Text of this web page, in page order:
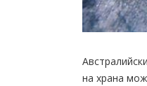
на храна